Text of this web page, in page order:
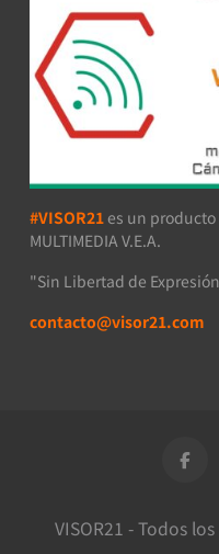
#VISOR21 es un
MULTIMEDIA V.E.A.
"Sin Libertad de
contacto@visor21.com
VISOR21 - Todos